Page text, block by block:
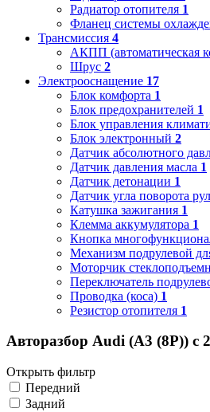
Радиатор отопителя 1
Фланец системы
Трансмиссия 4
АКПП (автоматическая
Шрус 2
Электрооснащение 17
Блок комфорта 1
Блок предохранителей 1
Блок управления
Блок электронный 2
Датчик абсолютного
Датчик давления масла 1
Датчик детонации 1
Датчик угла поворота
Катушка зажигания 1
Клемма аккумулятора 1
Кнопка
Механизм подрулевой
Моторчик
Переключатель
Проводка (коса) 1
Резистор отопителя 1
Авторазбор Audi (A3 (8P)) с
Открыть фильтр
Передний
Задний